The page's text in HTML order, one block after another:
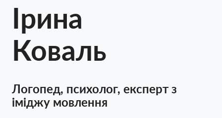
Ірина
Коваль
Логопед, психолог, експерт з
іміджу мовлення